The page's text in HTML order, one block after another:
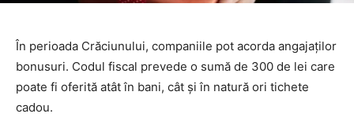
În perioada Crăciunului, companiile pot acorda angajaților
bonusuri. Codul fiscal prevede o sumă de 300 de lei care
poate fi oferită atât în bani, cât și în natură ori tichete
cadou.